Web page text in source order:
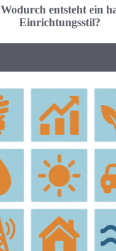
Wodurch entsteht ein
Einrichtungsstil?